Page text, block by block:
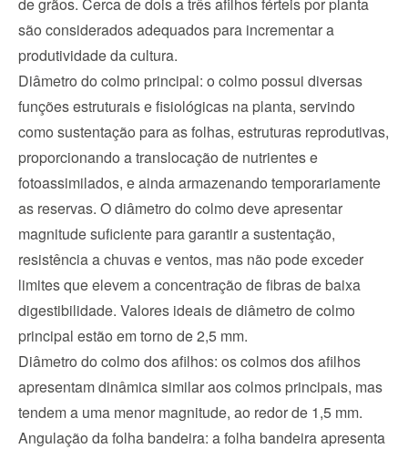
são considerados adequados para incrementar a
produtividade da cultura.
Diâmetro do colmo principal: o colmo possui diversas
funções estruturais e fisiológicas na planta, servindo
como sustentação para as folhas, estruturas reprodutivas,
proporcionando a translocação de nutrientes e
fotoassimilados, e ainda armazenando temporariamente
as reservas. O diâmetro do colmo deve apresentar
magnitude suficiente para garantir a sustentação,
resistência a chuvas e ventos, mas não pode exceder
limites que elevem a concentração de fibras de baixa
digestibilidade. Valores ideais de diâmetro de colmo
principal estão em torno de 2,5 mm.
Diâmetro do colmo dos afilhos: os colmos dos afilhos
apresentam dinâmica similar aos colmos principais, mas
tendem a uma menor magnitude, ao redor de 1,5 mm.
Angulação da folha bandeira: a folha bandeira apresenta